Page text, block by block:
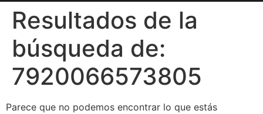
Resultados de la
búsqueda de:
7920066573805
Parece que no podemos encontrar lo que estás